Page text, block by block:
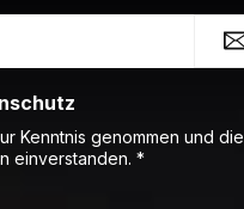
Kenntnis genommen und die
einverstanden. *